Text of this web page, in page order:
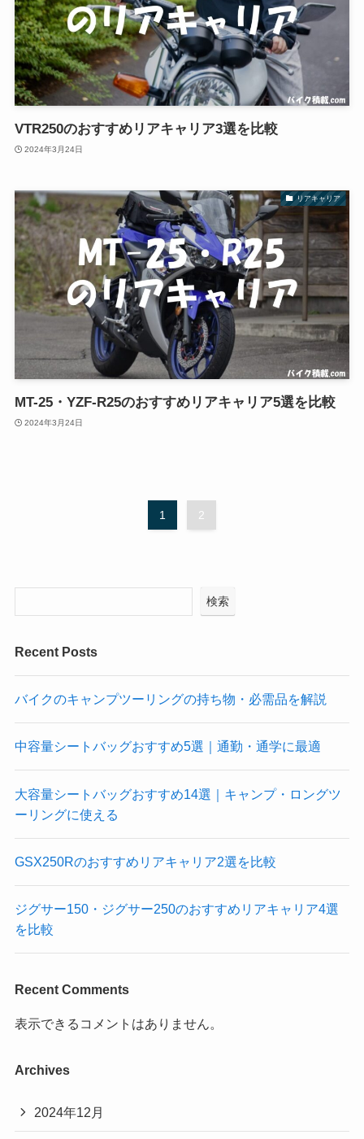
VTR250のおすすめリアキャリア3選を比較
2024年3月24日
リアキャリア
MT-25・YZF-R25のおすすめリアキャリア5選を比較
2024年3月24日
1 2
検索
Recent Posts
バイクのキャンプツーリングの持ち物・必需品を解説
中容量シートバッグおすすめ5選｜通勤・通学に最適
大容量シートバッグおすすめ14選｜キャンプ・ロングツ
ーリングに使える
GSX250Rのおすすめリアキャリア2選を比較
ジグサー150・ジグサー250のおすすめリアキャリア4選
を比較
Recent Comments
表示できるコメントはありません。
Archives
2024年12月